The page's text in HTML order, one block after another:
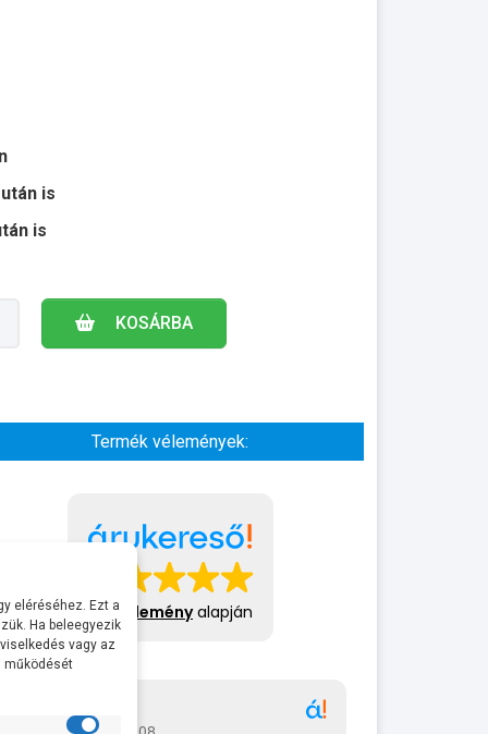
is
is
KOSÁRBA
Termék vélemények:
413 véleményalapján
Gábor
eléréséhez. Ezt a
Ha beleegyezik
vagy az
működését